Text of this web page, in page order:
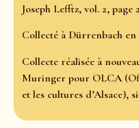
Joseph Lefftz, vol. 2, page
Collecté à Dürrenbach en
Collecte réalisée à
Muringer pour OLCA
et les cultures d’Alsace),